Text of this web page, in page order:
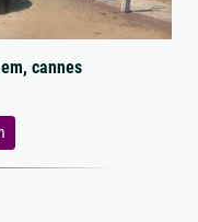
cannes